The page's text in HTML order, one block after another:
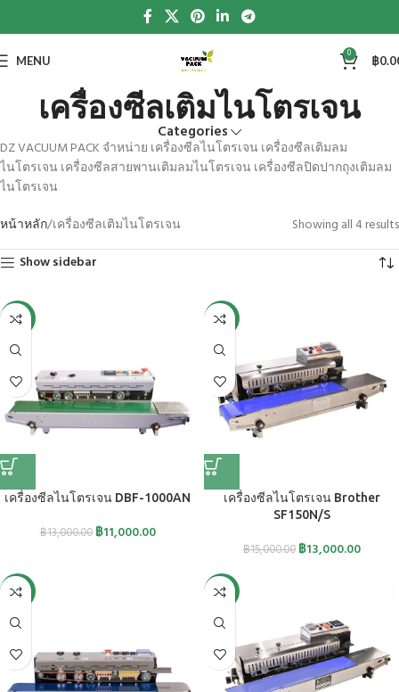
MENU 0 ฿
เครื่องซีลเติมไนโตรเจน
Categories
DZ VACUUM PACK จำหน่าย เครื่องซีลไนโตรเจน เครื่องซีลเติมลม
ไนโตรเจน เครื่องซีลสายพานเติมลมไนโตรเจน เครื่องซีลปิดปากถุงเติมลม
ไนโตรเจน
หน้าหลัก เครื่องซีลเติมไนโตรเจน
Showing all 4 results
Show sidebar
-15%
เครื่องซีลไนโตรเจน DBF-1000AN
฿13,000.00 ฿11,000.00
-13%
เครื่องซีลไนโตรเจน Brother
SF150N/S
฿15,000.00 ฿13,000.00
-13% -17%